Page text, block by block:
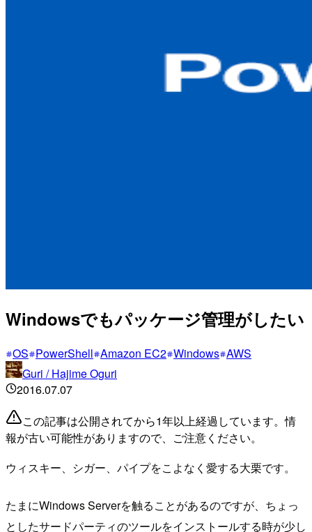
Windowsでもパッケージ管理がしたい
OS PowerShell Amazon EC2 Windows AWS
Guri / Hajime Oguri
2016.07.07
この記事は公開されてから1年以上経過しています。情
報が古い可能性がありますので、ご注意ください。
ウィスキー、シガー、パイプをこよなく愛する大栗です。
たまにWindows Serverを触ることがあるのですが、ちょっ
としたサードパーティのツールをインストールする時が少し